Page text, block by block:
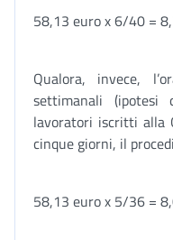
58,13 euro x 6/40 =
Qualora, invece,
settimanali
lavoratori iscritti alla
cinque giorni, il
58,13 euro x 5/36 =